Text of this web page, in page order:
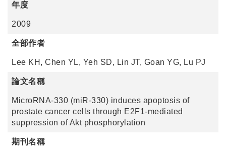
年度
2009
全部作者
Lee KH, Chen YL, Yeh SD, Lin JT, Goan YG, Lu PJ
論文名稱
MicroRNA-330 (miR-330) induces apoptosis of
prostate cancer cells through E2F1-mediated
suppression of Akt phosphorylation
期刊名稱